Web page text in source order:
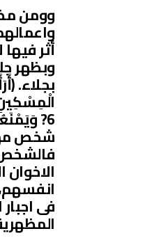
وومن
أثر
وبظهر
شخص
فالشخص
فى